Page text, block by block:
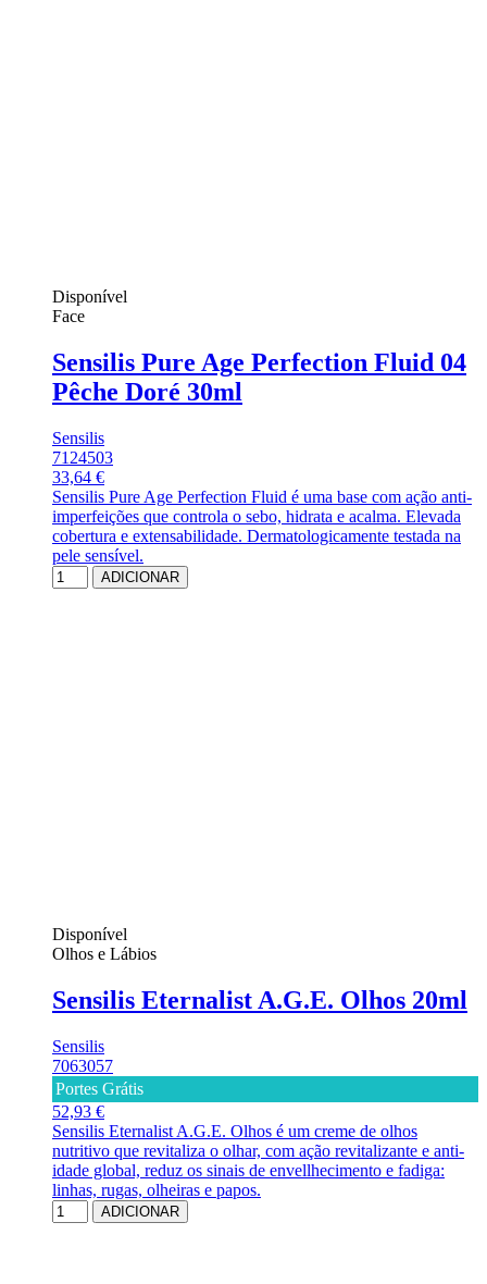
Disponível
Face
Sensilis Pure Age Perfection Fluid 04
Pêche Doré 30ml
Sensilis
7124503
33,64 €
Sensilis Pure Age Perfection Fluid é uma base com ação anti-
imperfeições que controla o sebo, hidrata e acalma. Elevada
cobertura e extensabilidade. Dermatologicamente testada na
pele sensível.
ADICIONAR
Disponível
Olhos e Lábios
Sensilis Eternalist A.G.E. Olhos 20ml
Sensilis
7063057
Portes Grátis
52,93 €
Sensilis Eternalist A.G.E. Olhos é um creme de olhos
nutritivo que revitaliza o olhar, com ação revitalizante e anti-
idade global, reduz os sinais de envellhecimento e fadiga:
linhas, rugas, olheiras e papos.
ADICIONAR